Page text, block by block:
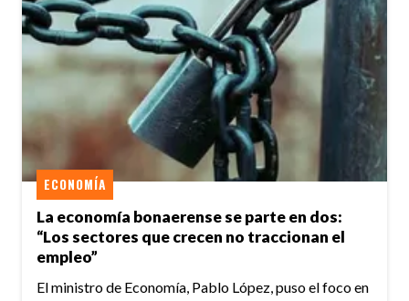
La economía bonaerense se parte en dos:
“Los sectores que crecen no traccionan el
empleo”
ECONOMÍA
El ministro de Economía, Pablo López, puso el foco en